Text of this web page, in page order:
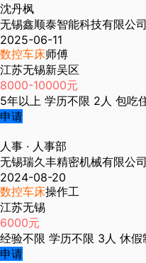
沈丹枫
无锡鑫顺泰智能科技有限公司
2025-06-11
数控车床师傅
江苏无锡新吴区
8000-10000元
5年以上 学历不限 2人 包吃
申请
人事 · 人事部
无锡瑞久丰精密机械有限公司
2024-08-20
数控车床操作工
江苏无锡
6000元
经验不限 学历不限 3人 休假
申请